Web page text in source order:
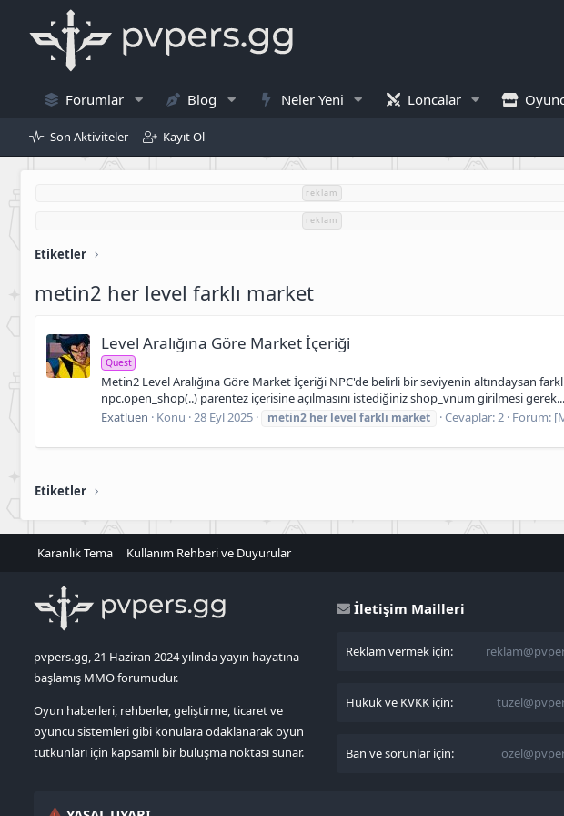
Forumlar Blog Neler Yeni Loncalar
Son Aktiviteler Kayıt Ol
reklam
reklam
Etiketler
metin2 her level farklı market
Level Aralığına Göre Market İçeriği
Quest
Metin2 Level Aralığına Göre Market İçeriği NPC'de belirli bir seviyenin altındaysan
npc.open_shop(..) parentez içerisine açılmasını istediğiniz shop_vnum girilmesi gerek...
Exatluen
Konu 28 Eyl 2025 metin2 her level farklı market Cevaplar: 2 Forum:
Etiketler
Karanlık Tema Kullanım Rehberi ve Duyurular
pvpers.gg, 21 Haziran 2024 yılında yayın hayatına
başlamış MMO forumudur.
Oyun haberleri, rehberler, geliştirme, ticaret ve
oyuncu sistemleri gibi konulara odaklanarak oyun
tutkunları için kapsamlı bir buluşma noktası sunar.
İletişim Mailleri
Reklam vermek için:
Hukuk ve KVKK için:
Ban ve sorunlar için: